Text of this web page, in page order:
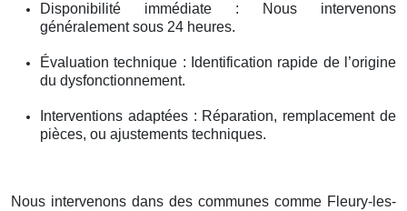
Disponibilité immédiate : Nous intervenons
généralement sous 24 heures.
Évaluation technique : Identification rapide de l’origine
du dysfonctionnement.
Interventions adaptées : Réparation, remplacement de
pièces, ou ajustements techniques.
Nous intervenons dans des communes comme Fleury-les-